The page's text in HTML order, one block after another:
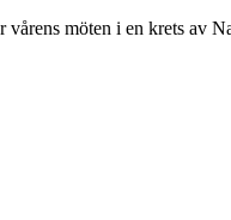
möten i en krets av